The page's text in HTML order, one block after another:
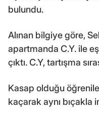
bulundu.
Alınan bilgiye göre,
apartmanda C.Y. ile
çıktı. C.Y, tartışma
Kasap olduğu
kaçarak aynı bıçakla